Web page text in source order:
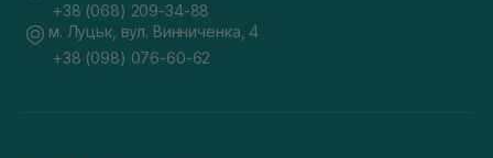
+38 (068) 209-34-88
м. Луцьк, вул. Винниченка, 4
+38 (098) 076-60-62